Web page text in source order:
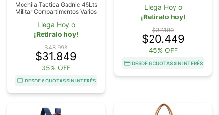
Mochila Táctica Gadnic 45Lts
Militar Compartimentos Varios
Llega Hoy o
¡Retiralo hoy!
$48.998
$31.849
35% OFF
DESDE 6 CUOTAS SIN INTERÉS
Llega Hoy o
¡Retiralo hoy!
$37.180
$20.449
45% OFF
DESDE 6 CUOTAS SIN INTERÉS